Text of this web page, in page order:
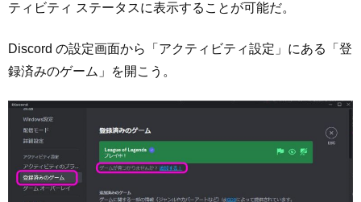
ティビティ ステータスに表示することが可能だ。
Discord の設定画面から「アクティビティ設定」にある「登
録済みのゲーム」を開こう。